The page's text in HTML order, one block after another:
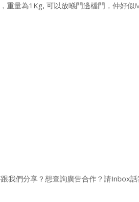
重量為1Kg, 可以放喺門邊檔門，仲好
我們分享？想查詢廣告合作？請Inbox話